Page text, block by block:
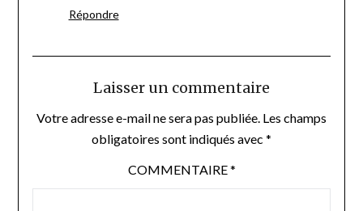
Répondre
Laisser un commentaire
Votre adresse e-mail ne sera pas publiée. Les champs
obligatoires sont indiqués avec *
COMMENTAIRE*